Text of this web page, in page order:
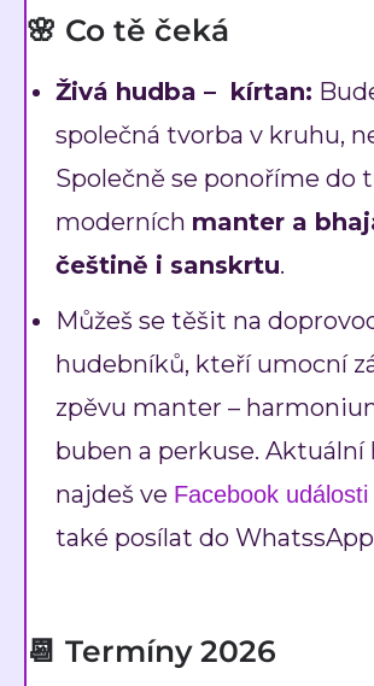
🌸 Co tě čeká
Živá hudba – kírtan:
společná tvorba v kruhu,
Společně se ponoříme do
moderních manter a
češtině i sanskrtu.
Můžeš se těšit na
hudebníků, kteří umocní
zpěvu manter –
buben a perkuse.
najdeš ve Facebook události
také posílat do
📆 Termíny 2026